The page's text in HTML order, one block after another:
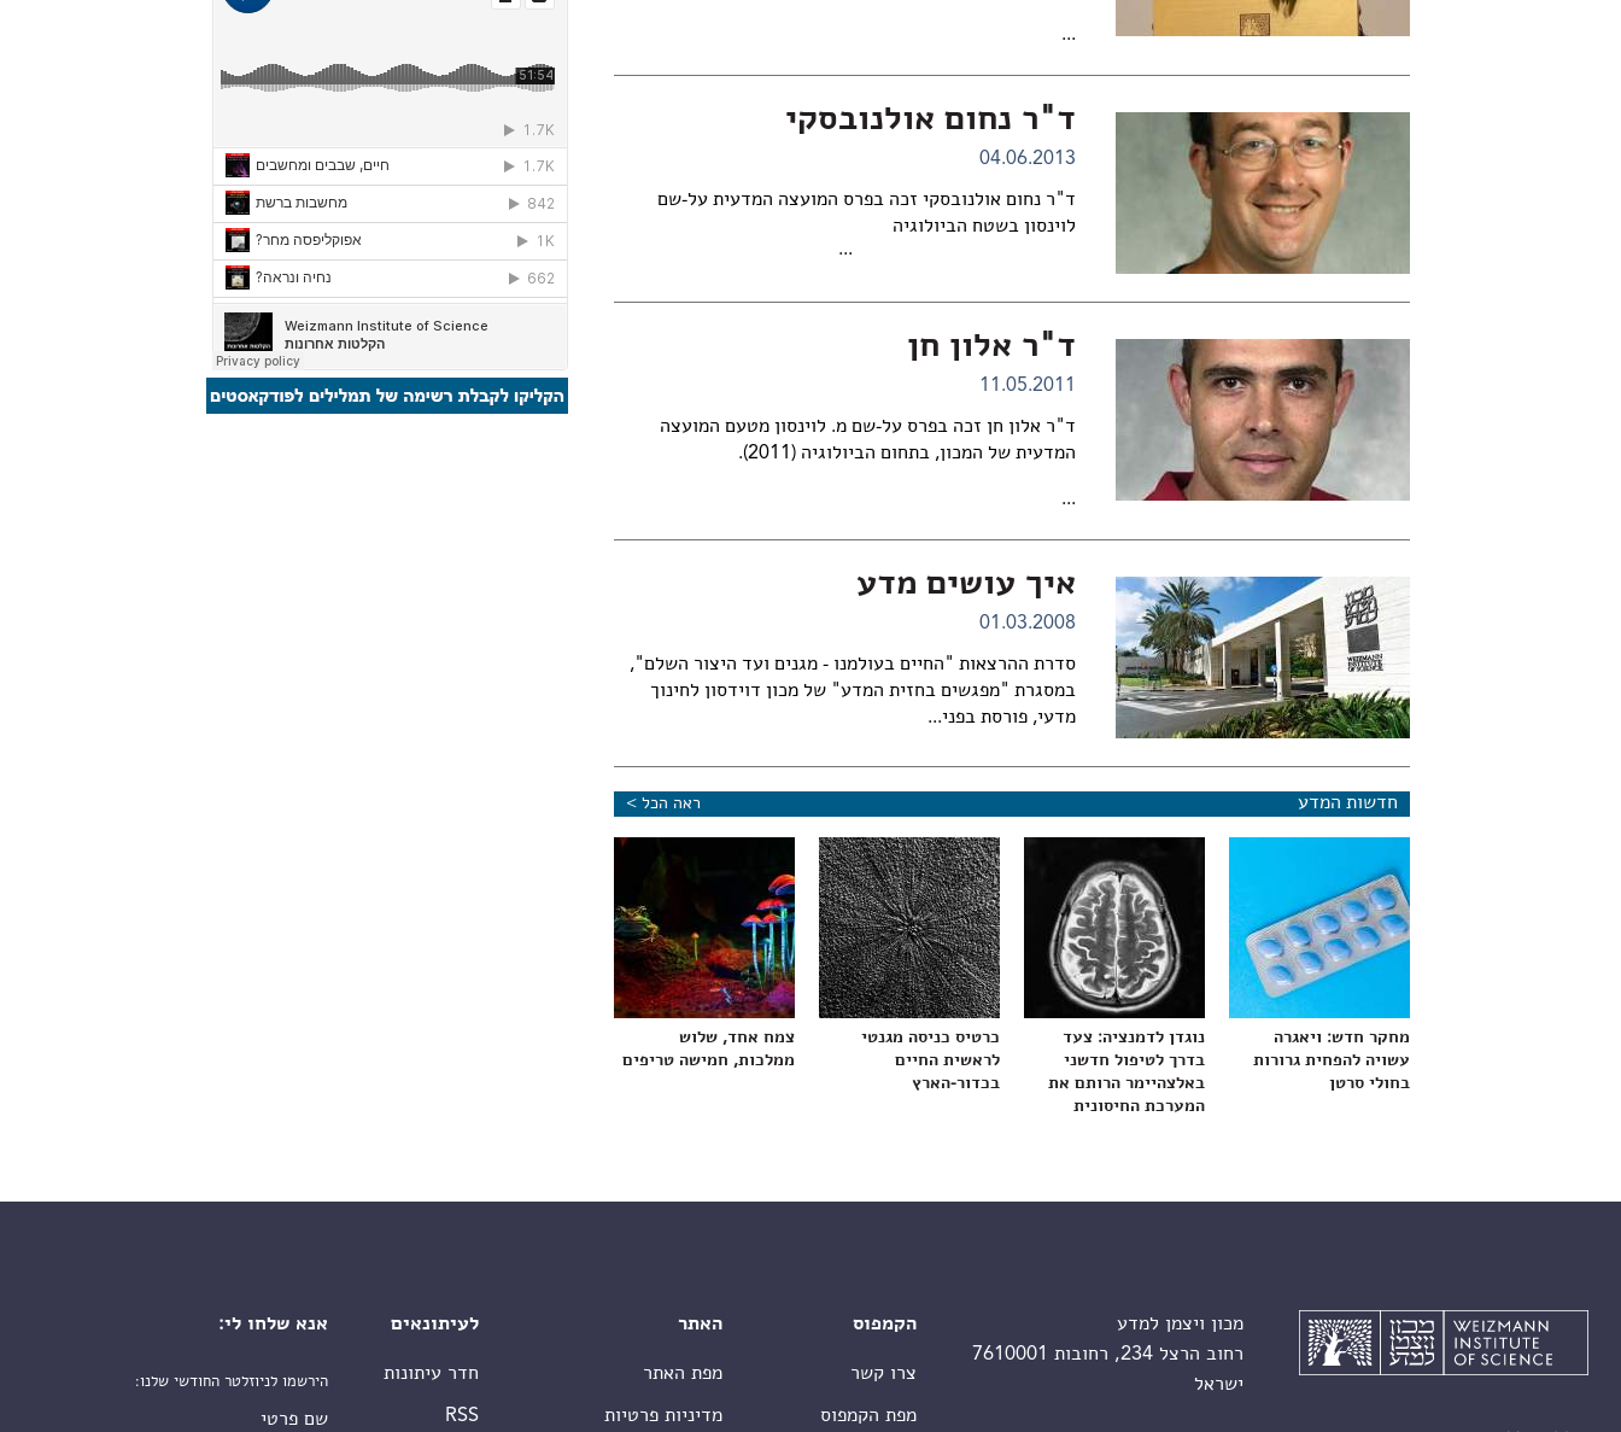
...
ד"ר נחום אולנובסקי
04.06.2013
ד"ר נחום אולנובסקי זכה בפרס המועצה המדעית על-שם
לוינסון בשטח הביולוגיה
...
ד"ר אלון חן
11.05.2011
ד"ר אלון חן זכה בפרס על-שם מ. לוינסון מטעם המועצה
המדעית של המכון, בתחום הביולוגיה (2011).
...
איך עושים מדע
01.03.2008
סדרת ההרצאות "החיים בעולמנו - מגנים ועד היצור השלם",
במסגרת "מפגשים בחזית המדע" של מכון דוידסון לחינוך
מדעי, פורסת בפני...
חדשות המדע ראה הכל >
מחקר חדש: ויאגרה
עשויה להפחית גרורות
בחולי סרטן
נוגדן לדמנציה: צעד
בדרך לטיפול חדשני
באלצהיימר הרותם את
המערכת החיסונית
כרטיס כניסה מגנטי
לראשית החיים
בכדור-הארץ
צמח אחד, שלוש
ממלכות, חמישה טריפים
מכון ויצמן למדע
רחוב הרצל 234, רחובות 7610001
ישראל
הקמפוס
צרו קשר
מפת הקמפוס
האתר
מפת האתר
מדיניות פרטיות
לעיתונאים
חדר עיתונות
RSS
אנא שלחו לי:
הירשמו לניוזלטר החודשי שלנו: